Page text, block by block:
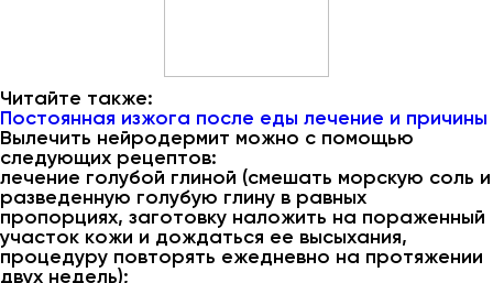
Читайте также:
Постоянная изжога после еды лечение и причины
Вылечить нейродермит можно с помощью
следующих рецептов:
лечение голубой глиной (смешать морскую соль и
разведенную голубую глину в равных
пропорциях, заготовку наложить на пораженный
участок кожи и дождаться ее высыхания,
процедуру повторять ежедневно на протяжении
двух недель);